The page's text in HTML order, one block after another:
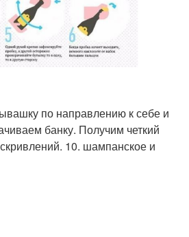
по направлению к себе и
банку. Получим четкий
10. шампанское и